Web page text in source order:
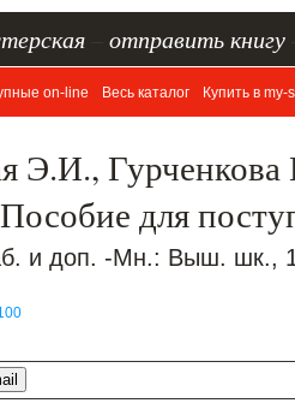
отправить книгу
on-line Весь каталог Купить в my-
Э.И.,
для
и доп. -Мн.: Выш. шк.,